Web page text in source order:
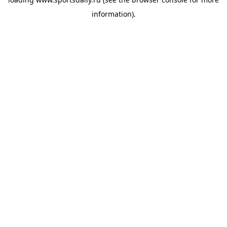
information).